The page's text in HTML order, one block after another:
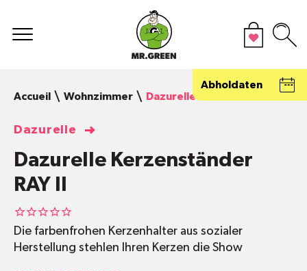
Abholdaten
Accueil
Wohnzimmer Dazurelle Kerzenständer RAY
Dazurelle
Dazurelle Kerzenständer
RAY II
Die farbenfrohen Kerzenhalter aus sozialer
Herstellung stehlen Ihren Kerzen die Show